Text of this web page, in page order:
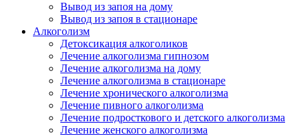
Вывод из запоя на дому
Вывод из запоя в стационаре
Алкоголизм
Детоксикация алкоголиков
Лечение алкоголизма гипнозом
Лечение алкоголизма на дому
Лечение алкоголизма в стационаре
Лечение хронического алкоголизма
Лечение пивного алкоголизма
Лечение подросткового и детского алкоголизма
Лечение женского алкоголизма